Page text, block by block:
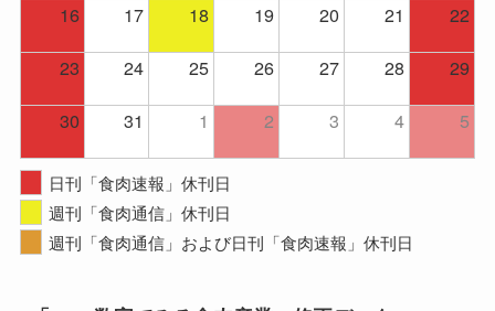
16
17 18 19 20 21
22
23
24 25 26 27 28
29
30
31 1 2 3 4 5
日刊「食肉速報」休刊日
週刊「食肉通信」休刊日
週刊「食肉通信」および日刊「食肉速報」休刊日